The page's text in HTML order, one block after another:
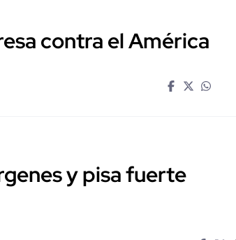
contra el América
y pisa fuerte